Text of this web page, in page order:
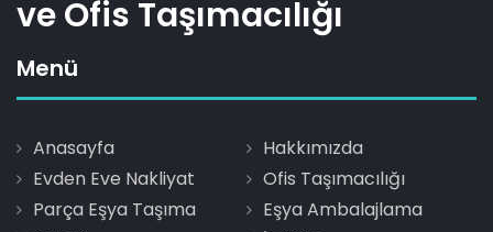
ve Ofis Taşımacılığı
Menü
Anasayfa
Hakkımızda
Evden Eve Nakliyat
Ofis Taşımacılığı
Parça Eşya Taşıma
Eşya Ambalajlama